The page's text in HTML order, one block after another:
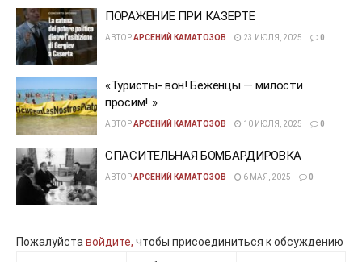
ПОРАЖЕНИЕ ПРИ КАЗЕРТЕ
АВТОРАРСЕНИЙ КАМАТОЗОВ 23 ИЮЛЯ, 2025 0
«Туристы- вон! Беженцы — милости
просим!..»
АВТОРАРСЕНИЙ КАМАТОЗОВ 10 ИЮЛЯ, 2025 0
СПАСИТЕЛЬНАЯ БОМБАРДИРОВКА
АВТОРАРСЕНИЙ КАМАТОЗОВ 6 МАЯ, 2025 0
Пожалуйставойдите, чтобы присоединиться к обсуждению